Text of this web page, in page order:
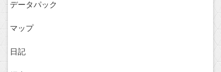
データパック
マップ
日記